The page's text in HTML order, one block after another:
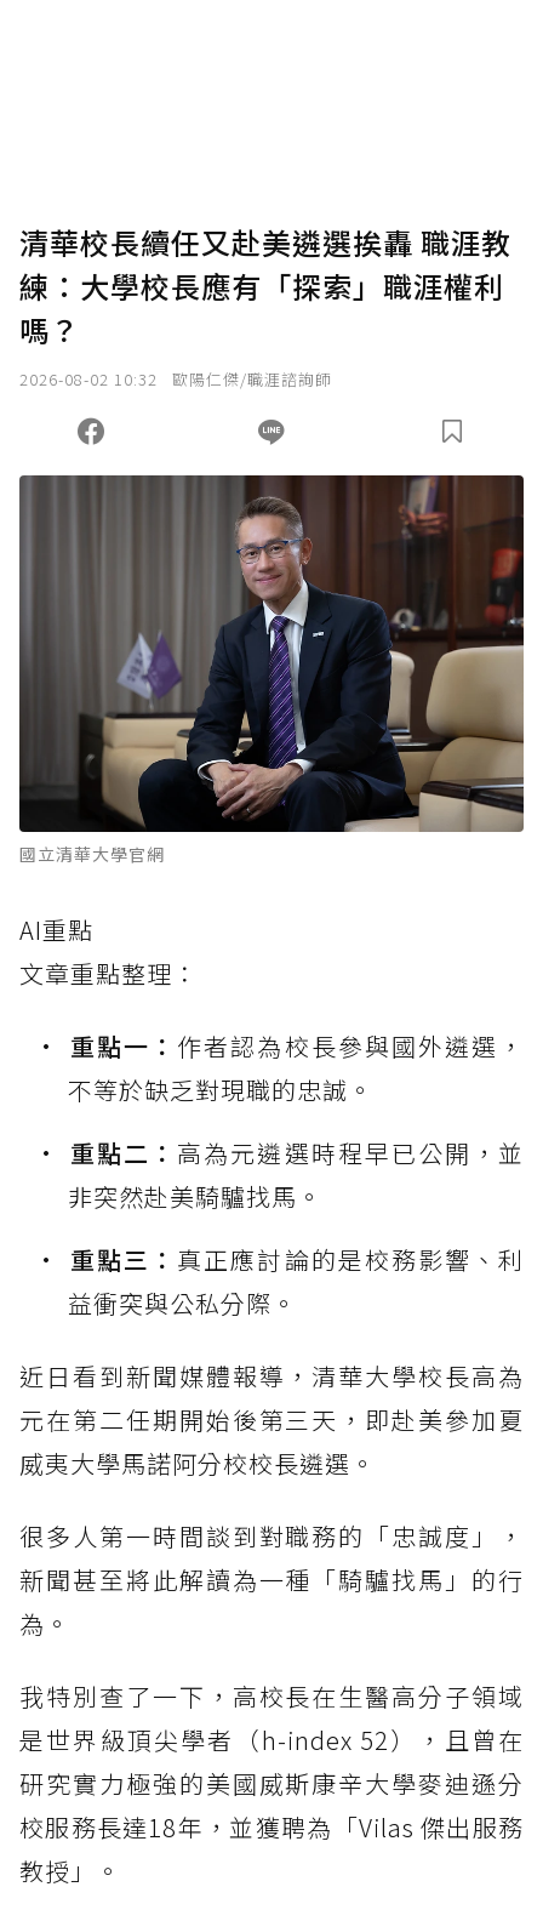
清華校長續任又赴美遴選挨轟 職涯教
練：大學校長應有「探索」職涯權利
嗎？
2026-08-02 10:32 歐陽仁傑/職涯諮詢師
國立清華大學官網
AI重點
文章重點整理：
重點一： 作者認為校長參與國外遴選，
不等於缺乏對現職的忠誠。
重點二： 高為元遴選時程早已公開，並
非突然赴美騎驢找馬。
重點三： 真正應討論的是校務影響、利
益衝突與公私分際。
近日看到新聞媒體報導，清華大學校長高為
元在第二任期開始後第三天，即赴美參加夏
威夷大學馬諾阿分校校長遴選。
很多人第一時間談到對職務的「忠誠度」，
新聞甚至將此解讀為一種「騎驢找馬」的行
為。
我特別查了一下，高校長在生醫高分子領域
是世界級頂尖學者（h-index 52），且曾在
研究實力極強的美國威斯康辛大學麥迪遜分
校服務長達18年，並獲聘為「Vilas 傑出服務
教授」。